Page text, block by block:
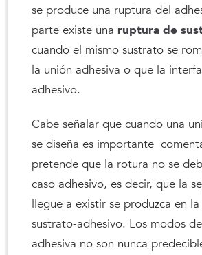
se produce una ruptura del
parte existe una ruptura de
cuando el mismo sustrato se
la unión adhesiva o que la
adhesivo.
Cabe señalar que cuando una
se diseña es importante
pretende que la rotura no se
caso adhesivo, es decir, que la
llegue a existir se produzca en
sustrato-adhesivo. Los modos
adhesiva no son nunca